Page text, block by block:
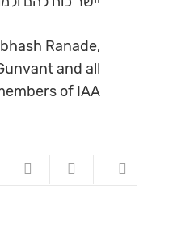
Ranade,
and all
of IAA